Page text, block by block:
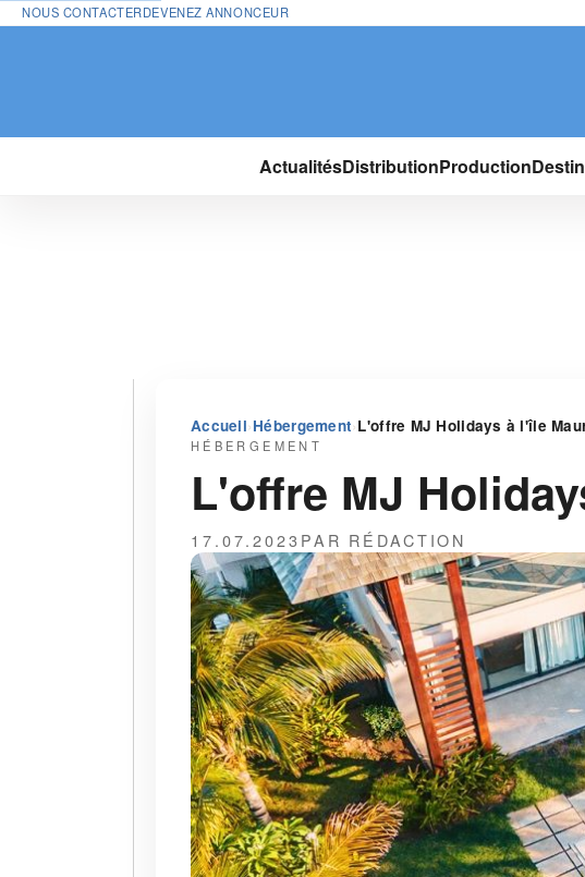
NOUS CONTACTERDEVENEZ ANNONCEUR
ActualitésDistributionProduction
Accueil›Hébergement›L'offre MJ Holidays à l'île
HÉBERGEMENT
L'offre MJ
17.07.2023PAR RÉDACTION